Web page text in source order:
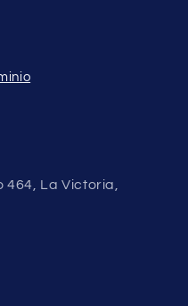
464, La Victoria,